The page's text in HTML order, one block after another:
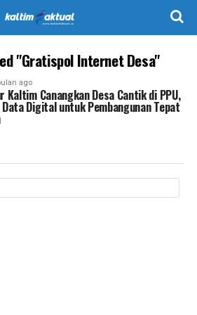
"Gratispol Internet Desa"
ago
Kaltim Canangkan Desa Cantik di PPU,
Digital untuk Pembangunan Tepat